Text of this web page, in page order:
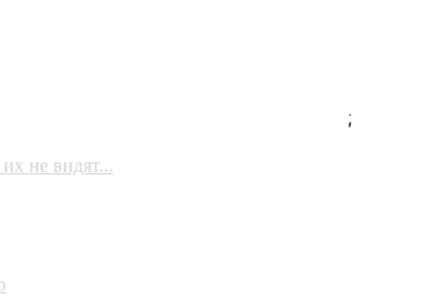
;
не видят...